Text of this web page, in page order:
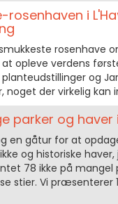
i
rosenhave
opleve verdens
og
noget der virkelig kan
parker og
en gåtur for at
og historiske
78 ikke på
stier. Vi præsenterer